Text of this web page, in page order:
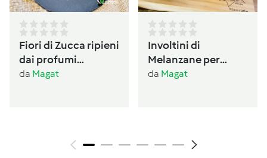
Fiori di Zucca ripieni
dai profumi
Ogliastrini
da Magat
Involtini di
Melanzane per
antipasto /conserva
da Magat